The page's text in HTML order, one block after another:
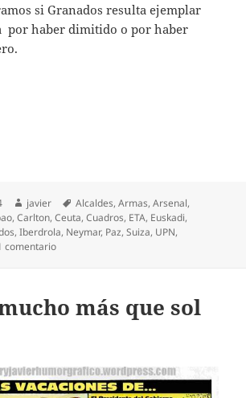
si Granados resulta ejemplar
por haber dimitido o por haber
Autor
javier Etiquetas
Alcaldes,Armas,Arsenal,
,Carlton,Ceuta,Cuadros, ETA, Euskadi,
,Iberdrola, Neymar, Paz,Suiza, UPN,
comentarioen La paz crece a plazos
más que sol